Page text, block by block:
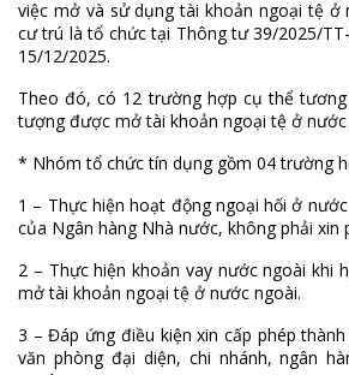
việc mở và sử dụng tài khoản ngoại tệ ở
cư trú là tổ chức tại Thông tư 39/2025/
15/12/2025.
Theo đó, có 12 trường hợp cụ thể
tượng được mở tài khoản ngoại tệ ở nước
* Nhóm tổ chức tín dụng gồm 04 trường
1 – Thực hiện hoạt động ngoại hối ở
của Ngân hàng Nhà nước, không phải xin
2 – Thực hiện khoản vay nước ngoài khi
mở tài khoản ngoại tệ ở nước ngoài.
3 – Đáp ứng điều kiện xin cấp phép
văn phòng đại diện, chi nhánh, ngân